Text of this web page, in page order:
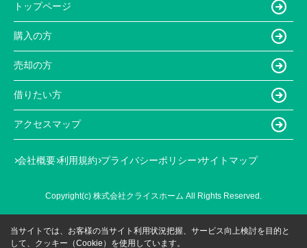
トップページ
購入の方
売却の方
借りたい方
アクセスマップ
会社概要 利用規約 プライバシーポリシー サイトマップ
Copyright(c) 株式会社クライスホーム All Rights Reserved.
当サイトでは、お客様の当サイト利用状況把握、サービス向上検討を目的と
して、クッキー（Cookie）を使用しています。